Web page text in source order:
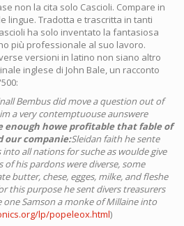
non la cita solo Cascioli. Compare in
lingue. Tradotta e trascritta in tanti
ha solo inventato la fantasiosa
più professionale al suo lavoro.
versioni in latino non siano altro
inglese di John Bale, un racconto
Bembus did move a question out of
a very contemptuouse aunswere
enough howe profitable that fable of
our companie:Sleidan faith he sente
all nations for suche as woulde give
his pardons were diverse, some
butter, chese, egges, milke, and fleshe
this purpose he sent divers treasurers
Samson a monke of Millaine into
lp/popeleox.html)